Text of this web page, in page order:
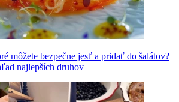
môžete bezpečne jesť a pridať do šalátov?
najlepších druhov